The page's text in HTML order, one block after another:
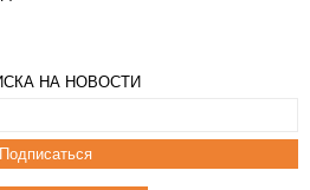
НА НОВОСТИ
Подписаться